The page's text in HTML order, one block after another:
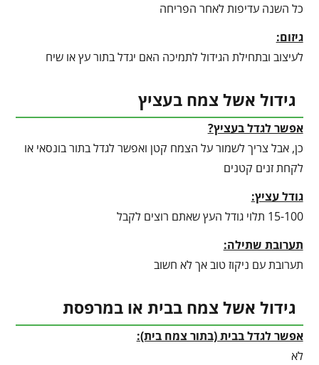
כל השנה עדיפות לאחר הפריחה
גיזום:
לעיצוב ובתחילת הגידול לתמיכה האם יגדל בתור עץ או שיח
גידול אשל צמח בעציץ
אפשר לגדל בעציץ?
כן, אבל צריך לשמור על הצמח קטן ואפשר לגדל בתור בונסאי או
לקחת זנים קטנים
גודל עציץ:
15-100 תלוי גודל העץ שאתם רוצים לקבל
תערובת שתילה:
תערובת עם ניקוז טוב אך לא חשוב
גידול אשל צמח בבית או במרפסת
אפשר לגדל בבית (בתור צמח בית):
לא